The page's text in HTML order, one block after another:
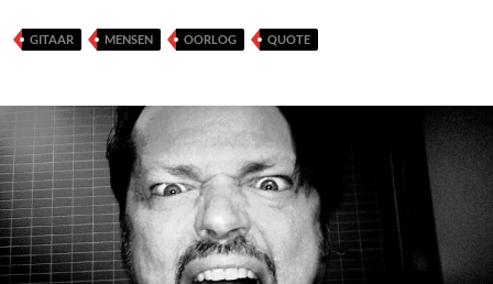
GITAAR MENSEN OORLOG QUOTE